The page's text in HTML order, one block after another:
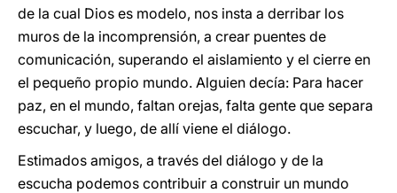
de la cual Dios es modelo, nos insta a derribar los
muros de la incomprensión, a crear puentes de
comunicación, superando el aislamiento y el cierre en
el pequeño propio mundo. Alguien decía: Para hacer
paz, en el mundo, faltan orejas, falta gente que separa
escuchar, y luego, de allí viene el diálogo.
Estimados amigos, a través del diálogo y de la
escucha podemos contribuir a construir un mundo